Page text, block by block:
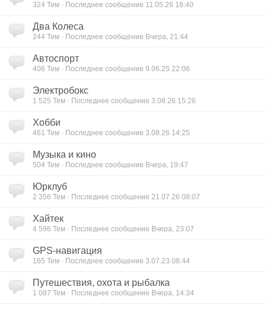
324 Тем · Последнее сообщение 11.05.26 18:40
Два Колеса
244 Тем · Последнее сообщение Вчера, 21:44
Автоспорт
406 Тем · Последнее сообщение 9.06.25 22:06
Электробокс
1 525 Тем · Последнее сообщение 3.08.26 15:26
Хобби
461 Тем · Последнее сообщение 3.08.26 14:25
Музыка и кино
504 Тем · Последнее сообщение Вчера, 19:47
Юрклуб
2 356 Тем · Последнее сообщение 21.07.26 08:07
Хайтек
4 596 Тем · Последнее сообщение Вчера, 23:07
GPS-навигация
165 Тем · Последнее сообщение 3.07.23 08:44
Путешествия, охота и рыбалка
1 087 Тем · Последнее сообщение Вчера, 14:34